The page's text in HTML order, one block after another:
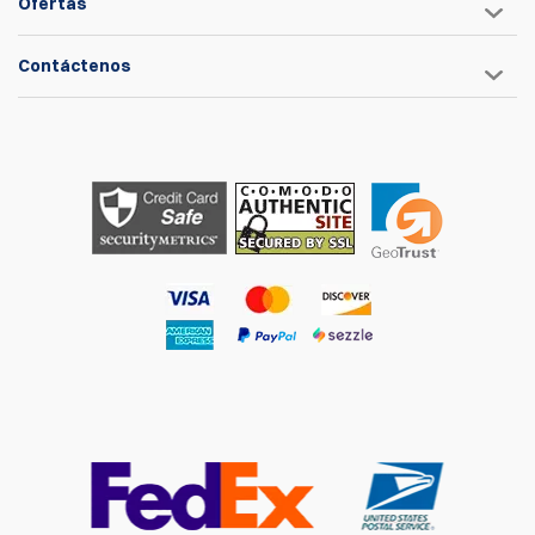
Contáctenos